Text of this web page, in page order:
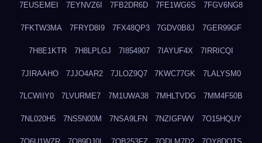
7EUSEMEI 7EYNVZ6I 7FB2DR6D 7FE1WG6S 7FGV6NG8
7FKTW3MA 7FRYD8I9 7FX48QP3 7GDV0B8J 7GER99GF
7H8E1KTR 7H8LPLGJ 7I854907 7IAYUF4X 7IRRICQI
7JIRAAHO 7JJO4AR2 7JLOZ9Q7 7KWC77GK 7LALYSM0
7LCWIIY0 7LVURME7 7M1UWA38 7MHLTVDG 7MM4F50B
7NL020H5 7NS5N00M 7NSA9LFN 7NZIGFWV 7O15HQUY